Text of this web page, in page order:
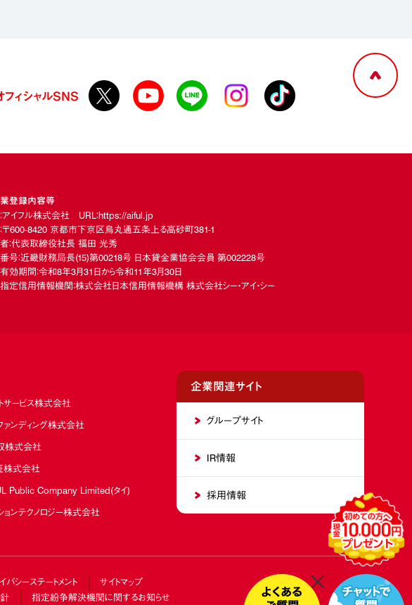
フィシャルSNS
登録内容等
アイフル株式会社 URL：https://aiful.jp
〒600-8420 京都市下京区烏丸通五条上る高砂町381-1
：代表取締役社長 福田 光秀
号：近畿財務局長(15)第00218号 日本貸金業協会会員 第002228号
効期間：令和8年3月31日から令和11年3月30日
定信用情報機関：株式会社日本信用情報機構 株式会社シー・アイ・シー
企業関連サイト
グループサイト
IR情報
採用情報
サービス株式会社
ァンディング株式会社
株式会社
株式会社
Public Company Limited(タイ)
ョンテクノロジー株式会社
バシーステートメント
サイトマップ
指定紛争解決機関に関するお知らせ